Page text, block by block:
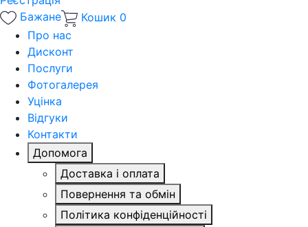
Бажане
Кошик 0
Про нас
Дисконт
Послуги
Фотогалерея
Уцінка
Відгуки
Контакти
Допомога
Доставка і оплата
Повернення та обмін
Політика конфіденційності